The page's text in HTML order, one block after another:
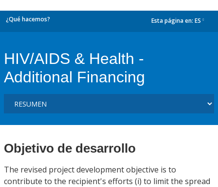
¿Qué hacemos? Esta página en: ES
HIV/AIDS & Health -
Additional Financing
Objetivo de desarrollo
The revised project development objective is to
contribute to the recipient's efforts (i) to limit the spread